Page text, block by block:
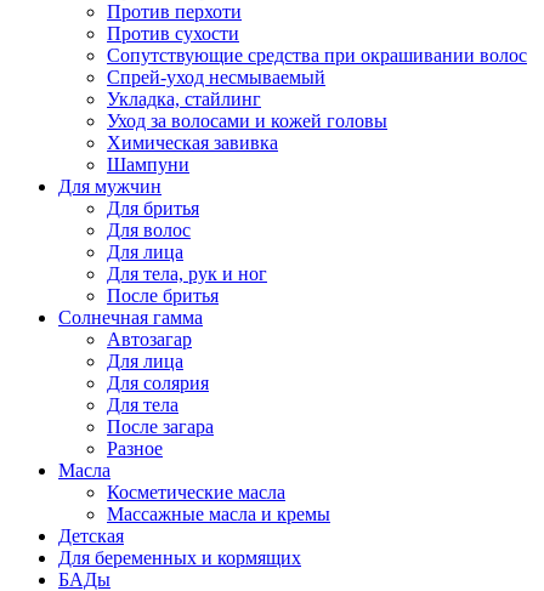
Против перхоти
Против сухости
Сопутствующие средства при окрашивании волос
Спрей-уход несмываемый
Укладка, стайлинг
Уход за волосами и кожей головы
Химическая завивка
Шампуни
Для мужчин
Для бритья
Для волос
Для лица
Для тела, рук и ног
После бритья
Солнечная гамма
Автозагар
Для лица
Для солярия
Для тела
После загара
Разное
Масла
Косметические масла
Массажные масла и кремы
Детская
Для беременных и кормящих
БАДы